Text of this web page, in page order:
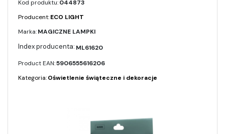
Kod produktu:044873
Producent:ECO LIGHT
Marka:MAGICZNE LAMPKI
ML61620
Product EAN:5906555616206
Kategoria:Oświetlenie świąteczne i dekoracje